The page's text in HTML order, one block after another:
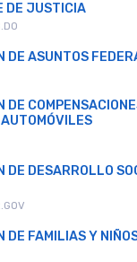
DE JUSTICIA
DE ASUNTOS
DE
DE DESARROLLO
DE FAMILIAS Y